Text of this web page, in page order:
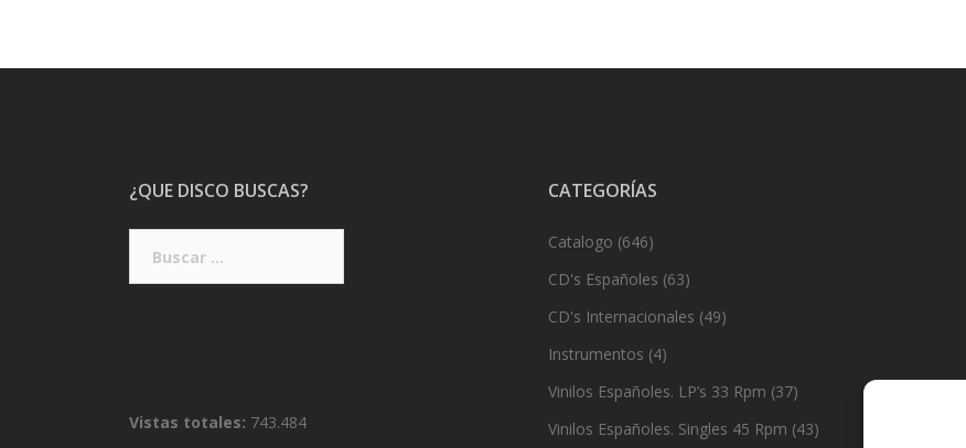
¿QUE DISCO BUSCAS?
Vistas totales: 743.484
CATEGORÍAS
Catalogo (646)
CD's Españoles (63)
CD's Internacionales (49)
Instrumentos (4)
Vinilos Españoles. LP’s 33 Rpm (37)
Vinilos Españoles. Singles 45 Rpm (43)